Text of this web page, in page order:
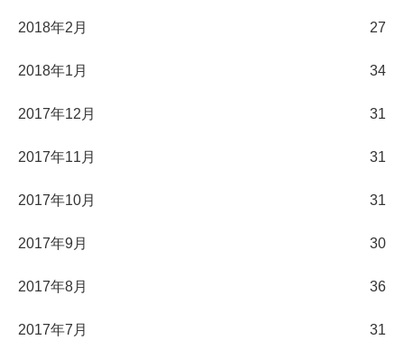
2018年2月 27
2018年1月 34
2017年12月 31
2017年11月 31
2017年10月 31
2017年9月 30
2017年8月 36
2017年7月 31